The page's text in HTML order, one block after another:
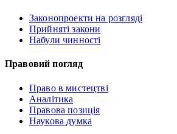
Законопроекти на розгляді
Прийняті закони
Набули чинності
Правовий погляд
Право в мистецтві
Аналітика
Правова позиція
Наукова думка